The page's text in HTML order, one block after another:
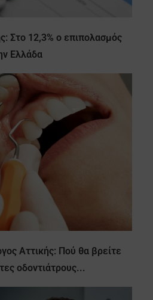
Στο 12,3% ο επιπολασμός
Ελλάδα
Αττικής: Πού θα βρείτε
οδοντιάτρους...